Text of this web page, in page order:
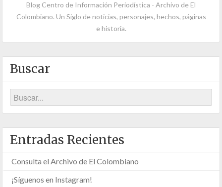
Blog Centro de Información Periodística - Archivo de El
Colombiano. Un Siglo de noticias, personajes, hechos, páginas
e historia.
Buscar
Entradas Recientes
Consulta el Archivo de El Colombiano
¡Síguenos en Instagram!